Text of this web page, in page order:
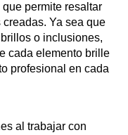
permite resaltar
Ya sea que
o inclusiones,
cada elemento brille
profesional en cada
al trabajar con